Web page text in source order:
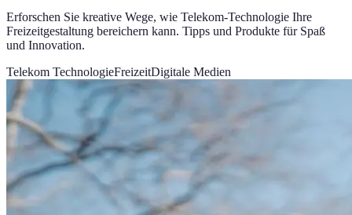
Erforschen Sie kreative Wege, wie Telekom-Technologie Ihre
Freizeitgestaltung bereichern kann. Tipps und Produkte für Spaß
und Innovation.
Telekom TechnologieFreizeitDigitale Medien